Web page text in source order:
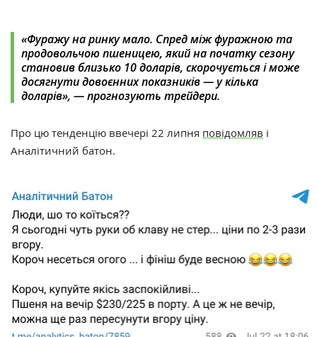
«Фуражу на ринку мало. Спред між фуражною та
продовольчою пшеницею, який на початку сезону
становив близько 10 доларів, скорочується і може
досягнути довоєнних показників — у кілька
доларів», — прогнозують трейдери.
Про цю тенденцію ввечері 22 липня повідомляв і
Аналітичний батон.